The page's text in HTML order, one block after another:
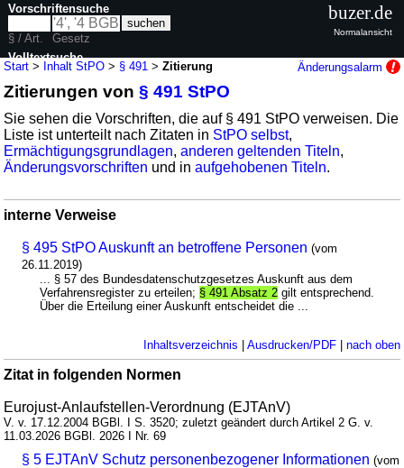
Start > Inhalt StPO > § 491 >Zitierung Änderungsalarm
Zitierungen von§ 491 StPO
Sie sehen die Vorschriften, die auf § 491 StPO verweisen. Die
Liste ist unterteilt nach Zitaten in StPO selbst,
Ermächtigungsgrundlagen,anderen geltenden Titeln,
Änderungsvorschriften und inaufgehobenen Titeln.
interne Verweise
§ 495 StPO Auskunft an betroffene Personen (vom
26.11.2019)
... § 57 des Bundesdatenschutzgesetzes Auskunft aus dem
Verfahrensregister zu erteilen; § 491 Absatz 2 gilt entsprechend.
Über die Erteilung einer Auskunft entscheidet die ...
Inhaltsverzeichnis | Ausdrucken/PDF| nach oben
Zitat in folgenden Normen
Eurojust-Anlaufstellen-Verordnung (EJTAnV)
V. v. 17.12.2004 BGBl. I S. 3520; zuletzt geändert durch Artikel 2 G. v.
11.03.2026 BGBl. 2026 I Nr. 69
§ 5 EJTAnV Schutz personenbezogener Informationen (vom
Vorschriftensuche
§ / Art.
Gesetz
Volltextsuche
nur in StPO
buzer.de
Normalansicht